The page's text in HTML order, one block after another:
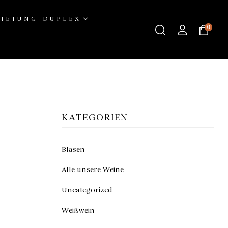
DUPLEX
0
KATEGORIEN
Blasen
Alle unsere Weine
Uncategorized
Weißwein